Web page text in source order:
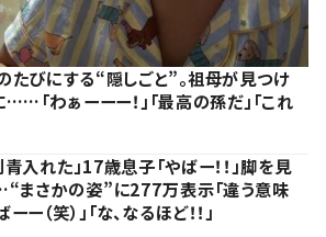
びにする“隠しごと”。祖母が見つけ
「わぁーーー！」「最高の孫だ」「これ
青入れた」17歳息子「やばー！！」脚を見
まさかの姿”に277万表示「違う意味
ー（笑）」「な、なるほど！！」